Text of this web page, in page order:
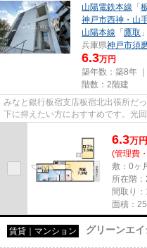
山陽電鉄本線 「
神戸市西神・山
山陽本線 「 鷹取
兵庫県神戸市須
6.3万円
築年数：築8年
階数：2階建
みなと銀行板宿支店板宿北出張所だ
下に抑えたい方におすすめです。光
6.3万円
(管理費
敷：0ヶ
所在階
間取り
面積：
賃貸｜マンション グリーンエ